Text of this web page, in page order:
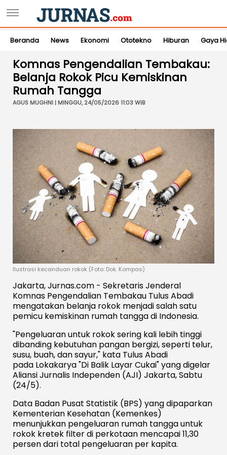
Beranda News Ekonomi Ototekno Hiburan Gaya
Komnas Pengendalian Tembakau:
Belanja Rokok Picu Kemiskinan
Rumah Tangga
AGUS MUGHNI | MINGGU, 24/05/2026 11:03 WIB
Ilustrasi kecanduan rokok (Foto: Dok. Kompas)
Jakarta, Jurnas.com - Sekretaris Jenderal
Komnas Pengendalian Tembakau Tulus Abadi
mengatakan belanja rokok menjadi salah satu
pemicu kemiskinan rumah tangga di Indonesia.
"Pengeluaran untuk rokok sering kali lebih tinggi
dibanding kebutuhan pangan bergizi, seperti telur,
susu, buah, dan sayur," kata Tulus Abadi
pada Lokakarya "Di Balik Layar Cukai" yang digelar
Aliansi Jurnalis Independen (AJI) Jakarta, Sabtu
(24/5).
Data Badan Pusat Statistik (BPS) yang dipaparkan
Kementerian Kesehatan (Kemenkes)
menunjukkan pengeluaran rumah tangga untuk
rokok kretek filter di perkotaan mencapai 11,30
persen dari total pengeluaran per kapita.